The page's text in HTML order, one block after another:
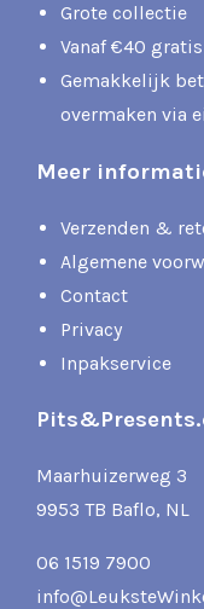
Grote collectie
Vanaf €40
Gemakkelijk
overmaken via
Meer
Verzenden &
Algemene
Contact
Privacy
Inpakservice
Maarhuizerweg 3
9953 TB Baflo, NL
06 1519 7900